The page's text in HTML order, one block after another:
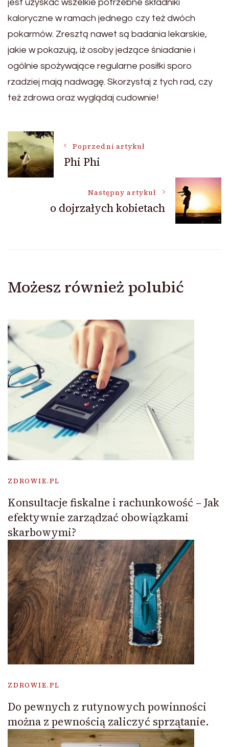
jest uzyskać wszelkie potrzebne składniki
kaloryczne w ramach jednego czy też dwóch
pokarmów. Zresztą nawet są badania lekarskie,
jakie w pokazują, iż osoby jedzące śniadanie i
ogólnie spożywające regularne posiłki sporo
rzadziej mają nadwagę. Skorzystaj z tych rad, czy
też zdrowa oraz wyglądaj cudownie!
Nawigacja
wpisu
Poprzedni artykuł
Phi Phi
Następny artykuł
o dojrzałych kobietach
Możesz również polubić
ZDROWIE.PL
Konsultacje fiskalne i rachunkowość – Jak
efektywnie zarządzać obowiązkami
skarbowymi?
ZDROWIE.PL
Do pewnych z rutynowych powinności
można z pewnością zaliczyć sprzątanie.